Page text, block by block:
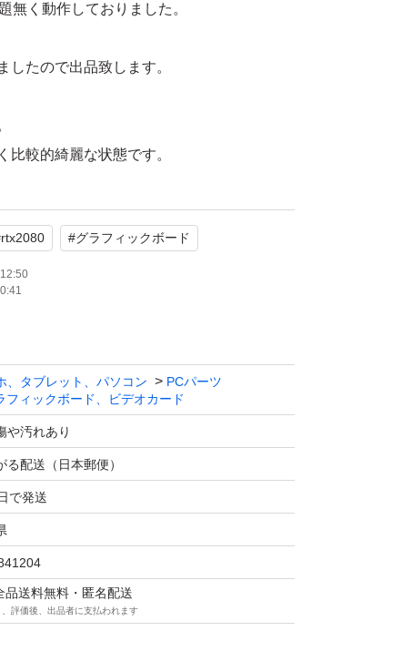
無く動作しておりました。
したので出品致します。
比較的綺麗な状態です。
rtx2080 #グラフィックボード
、タブレット、パソコン
PCパーツ
フィックボード、ビデオカード
や汚れあり
る配送（日本郵便）
で発送
品送料無料・匿名配送
評価後、出品者に支払われます